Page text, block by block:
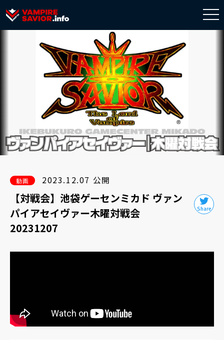
動画 2023.12.07 公開
【対戦会】池袋ゲーセンミカド ヴァン
パイアセイヴァー木曜対戦会
20231207